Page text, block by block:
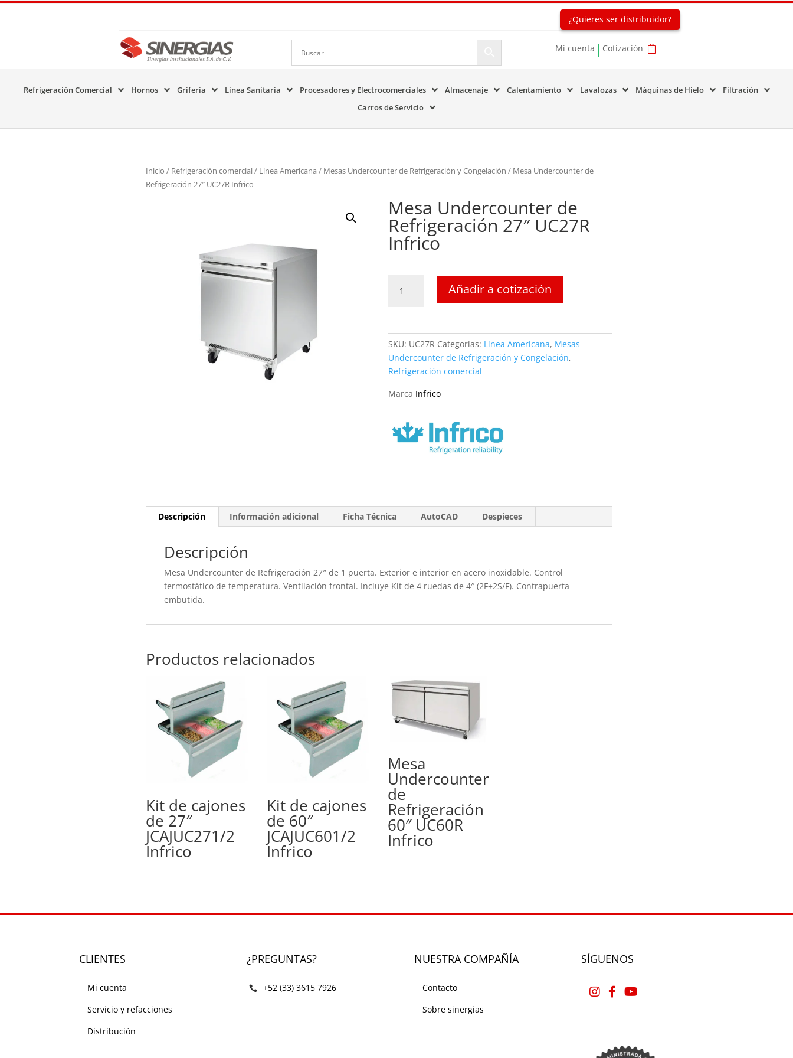
¿Quieres ser distribuidor?
Mi cuenta Cotización
Refrigeración Comercial Hornos Grifería Linea Sanitaria Procesadores y Electrocomerciales Almacenaje Calentamiento Lavalozas Máquinas de Hielo
Filtración
Carros de Servicio
Inicio / Refrigeración comercial/ Línea Americana / Mesas Undercounter de Refrigeración y Congelación / Mesa Undercounter de
Refrigeración 27″ UC27R Infrico
Mesa Undercounter de
Refrigeración 27″ UC27R
Infrico
Undercounter
27"
UC27R
Infrico
cantidad
Añadir a cotización
SKU: UC27R Categorías: Línea Americana, Mesas
Undercounter de Refrigeración y Congelación,
Refrigeración comercial
Marca Infrico
Descripción Información adicional Ficha Técnica AutoCAD Despieces
Descripción
Mesa Undercounter de Refrigeración 27″ de 1 puerta. Exterior e interior en acero inoxidable. Control
termostático de temperatura. Ventilación frontal. Incluye Kit de 4 ruedas de 4″ (2F+2S/F). Contrapuerta
embutida.
Productos relacionados
Kit de cajones
de 27″
JCAJUC271/2
Infrico
Kit de cajones
de 60″
JCAJUC601/2
Infrico
Mesa
Undercounter
de
Refrigeración
60″ UC60R
Infrico
CLIENTES
Mi cuenta
Servicio y refacciones
Distribución
¿PREGUNTAS?
+52 (33) 3615 7926
NUESTRA COMPAÑÍA
Contacto
Sobre sinergias
SÍGUENOS